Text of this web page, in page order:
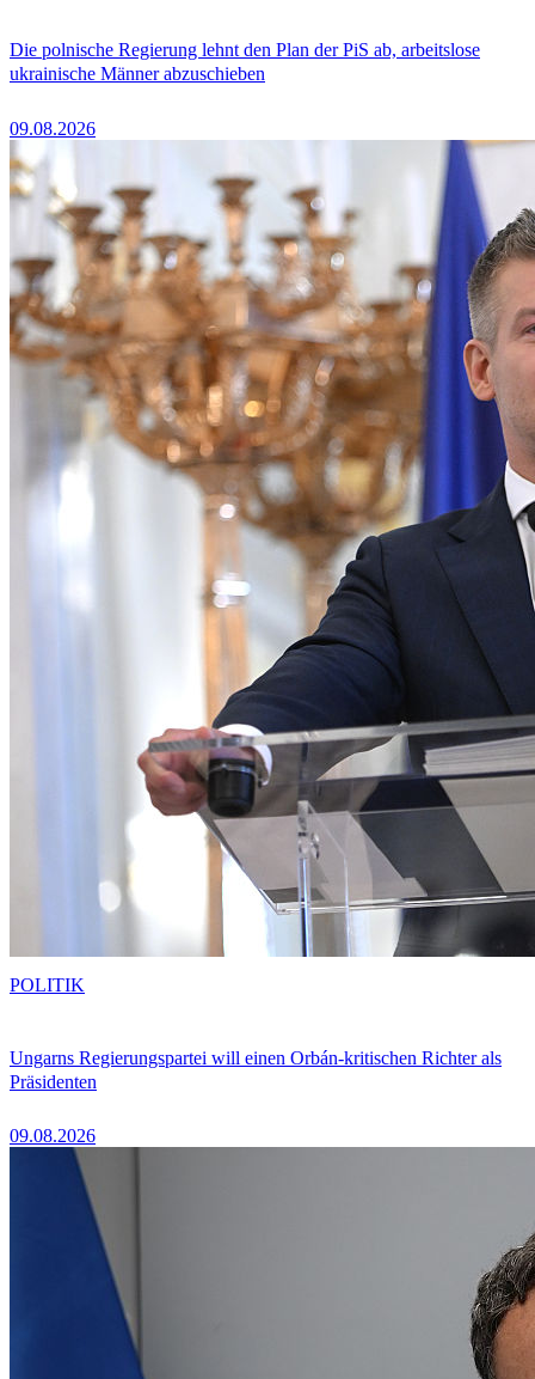
Die polnische Regierung lehnt den Plan der PiS ab, arbeitslose
ukrainische Männer abzuschieben
09.08.2026
Ungarns Regierungspartei will einen Orbán-kritischen Richter als
Präsidenten
09.08.2026
POLITIK